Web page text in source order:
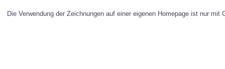
Die Verwendung der Zeichnungen auf einer eigenen Homepage ist nur